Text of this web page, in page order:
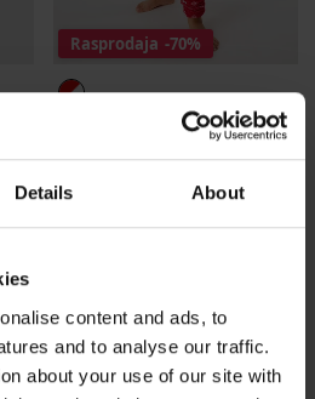
Details About
content and ads, to
and to analyse our traffic.
about your use of our site with
Rasprodaja -70%
Topla dječja pidžama Nordic